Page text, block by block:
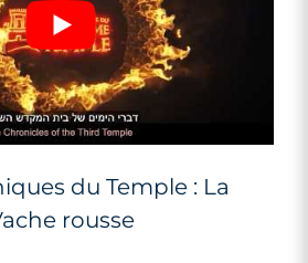
du Temple : La
rousse